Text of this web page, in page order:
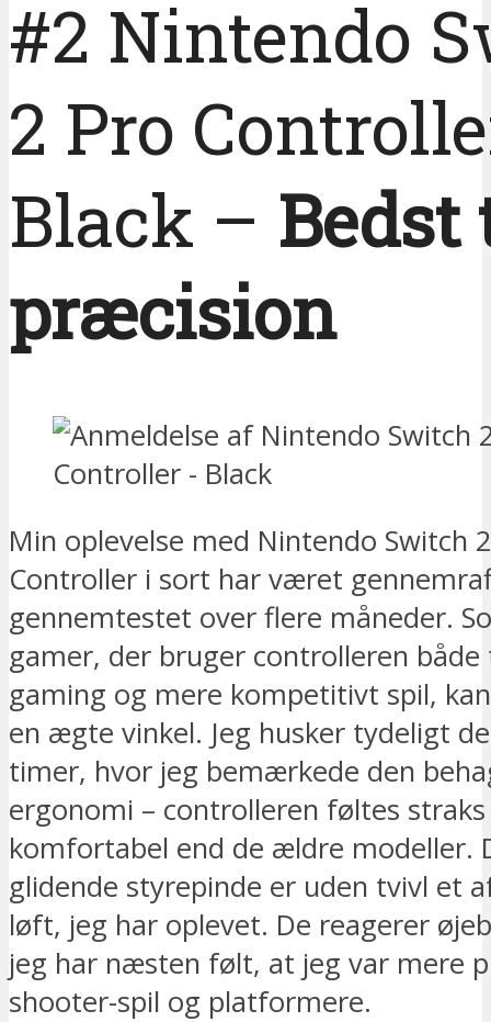
#2 Nintendo
2 Pro
Black –
præcision
Min oplevelse med Nintendo Switch
Controller i sort har været
gennemtestet over flere måneder.
gamer, der bruger controlleren både
gaming og mere kompetitivt spil,
en ægte vinkel. Jeg husker tydeligt
timer, hvor jeg bemærkede den
ergonomi – controlleren føltes
komfortabel end de ældre modeller.
glidende styrepinde er uden tvivl et
løft, jeg har oplevet. De reagerer
jeg har næsten følt, at jeg var mere
shooter-spil og platformere.